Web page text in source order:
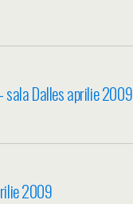
sala Dalles aprilie 2009
2009